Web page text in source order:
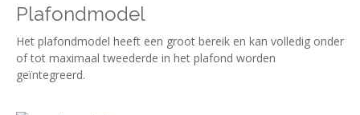
Plafondmodel
Het plafondmodel heeft een groot bereik en kan volledig onder
of tot maximaal tweederde in het plafond worden
geïntegreerd.